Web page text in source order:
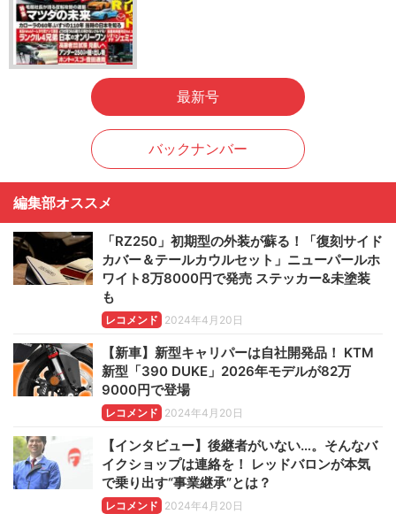
最新号
バックナンバー
編集部オススメ
「RZ250」初期型の外装が蘇る！「復刻サイド
カバー＆テールカウルセット」ニューパールホ
ワイト8万8000円で発売 ステッカー&未塗装
も
レコメンド 2024年4月20日
【新車】新型キャリパーは自社開発品！ KTM
新型「390 DUKE」2026年モデルが82万
9000円で登場
レコメンド 2024年4月20日
【インタビュー】後継者がいない…。そんなバ
イクショップは連絡を！ レッドバロンが本気
で乗り出す“事業継承”とは？
レコメンド 2024年4月20日